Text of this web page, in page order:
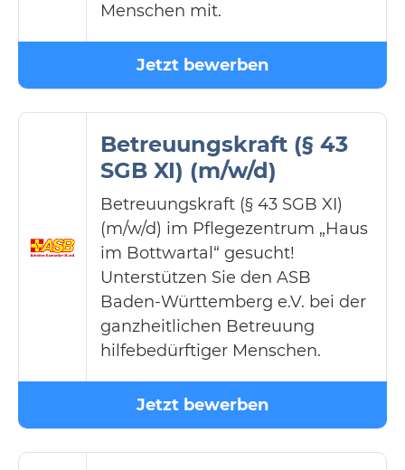
Menschen mit.
Jetzt bewerben
Betreuungskraft (§ 43
SGB XI) (m/w/d)
Betreuungskraft (§ 43 SGB XI)
(m/w/d) im Pflegezentrum „Haus
im Bottwartal“ gesucht!
Unterstützen Sie den ASB
Baden-Württemberg e.V. bei der
ganzheitlichen Betreuung
hilfebedürftiger Menschen.
Jetzt bewerben